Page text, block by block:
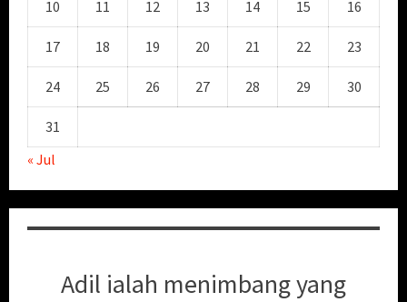
10 11 12 13 14 15 16
17 18 19 20 21 22 23
24 25 26 27 28 29 30
31
« Jul
Adil ialah menimbang yang